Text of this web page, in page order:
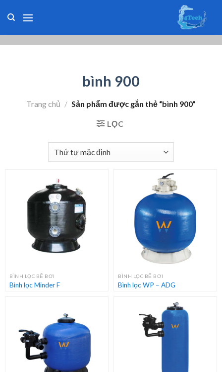
bình 900
Trang chủ / Sản phẩm được gắn thẻ “bình 900”
LỌC
BÌNH LỌC BỂ BƠI
Bình lọc Minder F
BÌNH LỌC BỂ BƠI
Bình lọc WP – ADG